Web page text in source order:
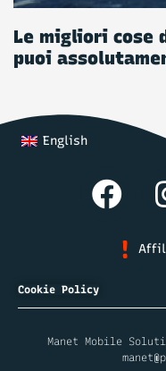
Le migliori cose
puoi
English
Cookie Policy
Manet Mobile